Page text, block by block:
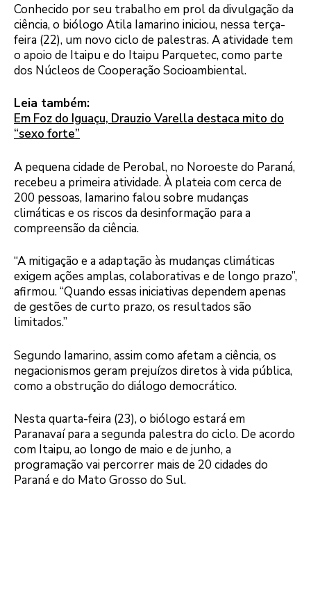
Conhecido por seu trabalho em prol da divulgação da
ciência, o biólogo Atila Iamarino iniciou, nessa terça-
feira (22), um novo ciclo de palestras. A atividade tem
o apoio de Itaipu e do Itaipu Parquetec, como parte
dos Núcleos de Cooperação Socioambiental.
Leia também:
Em Foz do Iguaçu, Drauzio Varella destaca mito do
“sexo forte”
A pequena cidade de Perobal, no Noroeste do Paraná,
recebeu a primeira atividade. À plateia com cerca de
200 pessoas, Iamarino falou sobre mudanças
climáticas e os riscos da desinformação para a
compreensão da ciência.
“A mitigação e a adaptação às mudanças climáticas
exigem ações amplas, colaborativas e de longo prazo”,
afirmou. “Quando essas iniciativas dependem apenas
de gestões de curto prazo, os resultados são
limitados.”
Segundo Iamarino, assim como afetam a ciência, os
negacionismos geram prejuízos diretos à vida pública,
como a obstrução do diálogo democrático.
Nesta quarta-feira (23), o biólogo estará em
Paranavaí para a segunda palestra do ciclo. De acordo
com Itaipu, ao longo de maio e de junho, a
programação vai percorrer mais de 20 cidades do
Paraná e do Mato Grosso do Sul.